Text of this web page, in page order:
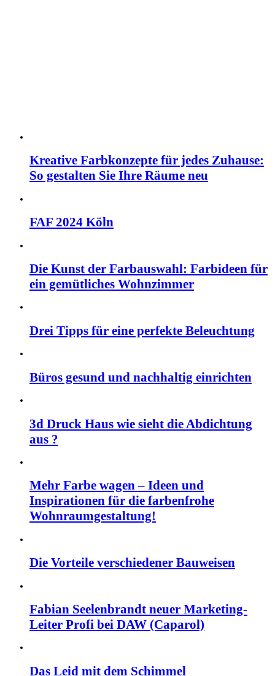
Kreative Farbkonzepte für jedes Zuhause:
So gestalten Sie Ihre Räume neu
FAF 2024 Köln
Die Kunst der Farbauswahl: Farbideen für
ein gemütliches Wohnzimmer
Drei Tipps für eine perfekte Beleuchtung
Büros gesund und nachhaltig einrichten
3d Druck Haus wie sieht die Abdichtung
aus ?
Mehr Farbe wagen – Ideen und
Inspirationen für die farbenfrohe
Wohnraumgestaltung!
Die Vorteile verschiedener Bauweisen
Fabian Seelenbrandt neuer Marketing-
Leiter Profi bei DAW (Caparol)
Das Leid mit dem Schimmel